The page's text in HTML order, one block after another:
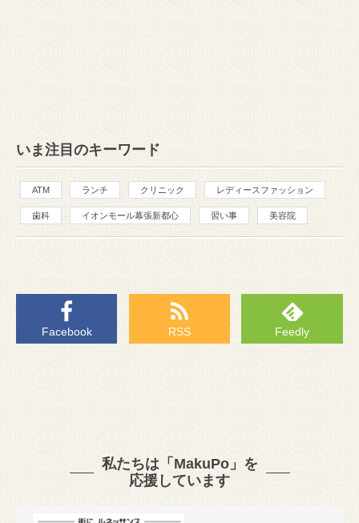
いま注目のキーワード
ATM ランチ クリニック レディースファッション
歯科 イオンモール幕張新都心 習い事 美容院
Facebook RSS Feedly
私たちは「MakuPo」を
応援しています